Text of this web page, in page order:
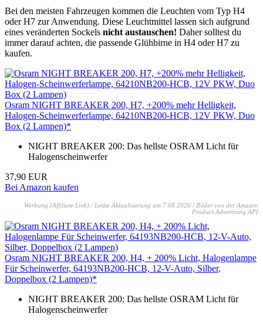
Bei den meisten Fahrzeugen kommen die Leuchten vom Typ H4
oder H7 zur Anwendung. Diese Leuchtmittel lassen sich aufgrund
eines veränderten Sockels nicht austauschen! Daher solltest du
immer darauf achten, die passende Glühbirne in H4 oder H7 zu
kaufen.
Osram NIGHT BREAKER 200, H7, +200% mehr Helligkeit,
Halogen-Scheinwerferlampe, 64210NB200-HCB, 12V PKW, Duo
Box (2 Lampen)*
NIGHT BREAKER 200: Das hellste OSRAM Licht für
Halogenscheinwerfer
37,90 EUR
Bei Amazon kaufen
Werbung (Affiliate Link) / Letzte Aktualisierung am 7.08.2026 / Bilder von der Amazon
Product Advertising API
Osram NIGHT BREAKER 200, H4, + 200% Licht, Halogenlampe
Für Scheinwerfer, 64193NB200-HCB, 12-V-Auto, Silber,
Doppelbox (2 Lampen)*
NIGHT BREAKER 200: Das hellste OSRAM Licht für
Halogenscheinwerfer